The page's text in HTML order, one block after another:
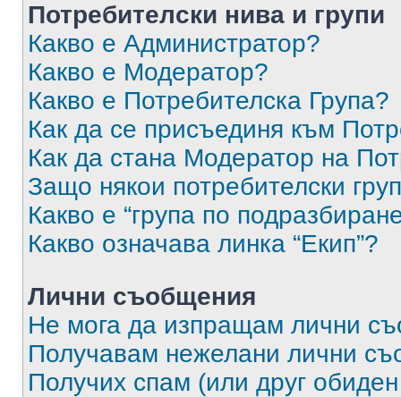
Потребителски нива и групи
Какво е Администратор?
Какво е Модератор?
Какво е Потребителска Група?
Как да се присъединя към
Как да стана Модератор на
Защо някои потребителски
Какво е “група по
Какво означава линка “Екип”?
Лични съобщения
Не мога да изпращам лични
Получавам нежелани лични
Получих спам (или друг